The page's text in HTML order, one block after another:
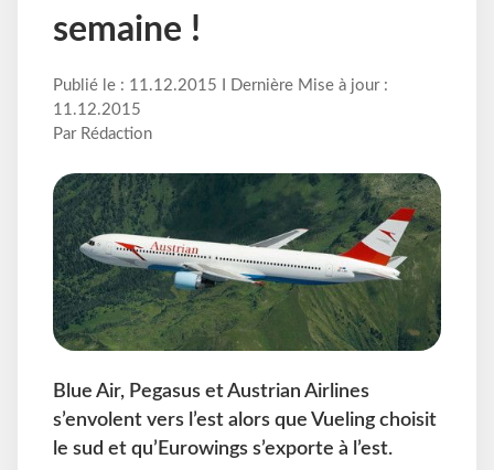
semaine !
Publié le : 11.12.2015 I Dernière Mise à jour :
11.12.2015
Par Rédaction
Blue Air, Pegasus et Austrian Airlines
s’envolent vers l’est alors que Vueling choisit
le sud et qu’Eurowings s’exporte à l’est.